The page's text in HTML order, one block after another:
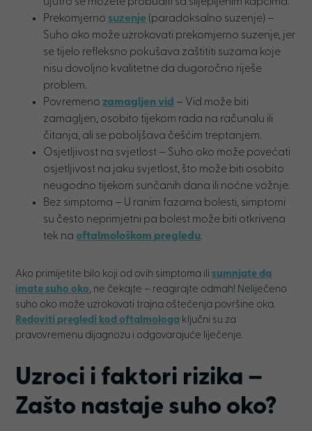
Prekomjerno suzenje (paradoksalno suzenje) –
Suho oko može uzrokovati prekomjerno suzenje, jer
se tijelo refleksno pokušava zaštititi suzama koje
nisu dovoljno kvalitetne da dugoročno riješe
problem.
Povremenozamagljen vid – Vid može biti
zamagljen, osobito tijekom rada na računalu ili
čitanja, ali se poboljšava češćim treptanjem.
Osjetljivost na svjetlost – Suho oko može povećati
osjetljivost na jaku svjetlost, što može biti osobito
neugodno tijekom sunčanih dana ili noćne vožnje.
Bez simptoma – U ranim fazama bolesti, simptomi
su često neprimjetni pa bolest može biti otkrivena
tek naoftalmološkom pregledu.
Ako primijetite bilo koji od ovih simptoma ili sumnjate da
imate suho oko, ne čekajte – reagirajte odmah! Neliječeno
suho oko može uzrokovati trajna oštećenja površine oka.
Redoviti pregledi kod oftalmologa ključni su za
pravovremenu dijagnozu i odgovarajuće liječenje.
Uzroci i faktori rizika –
Zašto nastaje suho oko?